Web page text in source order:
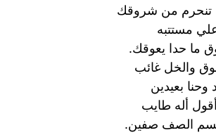
تنحرم من شروقك
مستتبه
ما حدا يعوقك.
والخل غائب
وحنا بعيدين
أله طايب
الصف صفين.